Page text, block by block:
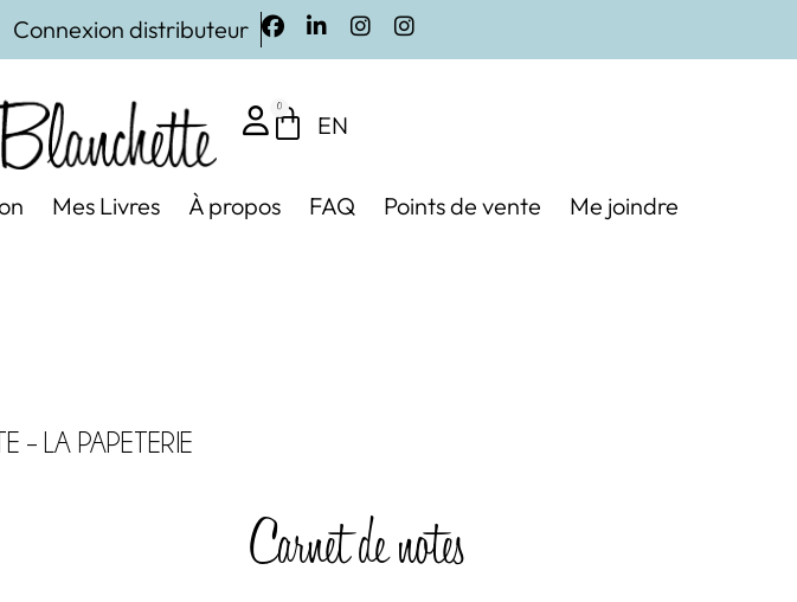
Connexion distributeur
0
EN
Mes Livres À propos FAQ Points de vente Me joindre
– LA PAPETERIE
Carnet de notes